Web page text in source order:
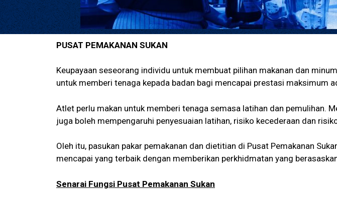
PUSAT PEMAKANAN SUKAN
Keupayaan seseorang individu untuk membuat pilihan makanan dan
untuk memberi tenaga kepada badan bagi mencapai prestasi maksimum
Atlet perlu makan untuk memberi tenaga semasa latihan dan pemulihan.
juga boleh mempengaruhi penyesuaian latihan, risiko kecederaan dan
Oleh itu, pasukan pakar pemakanan dan dietitian di Pusat Pemakanan
mencapai yang terbaik dengan memberikan perkhidmatan yang
Senarai Fungsi Pusat Pemakanan Sukan